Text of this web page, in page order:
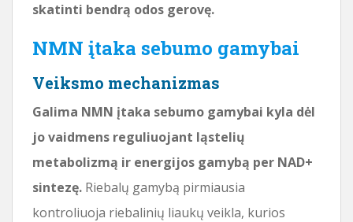
skatinti bendrą odos gerovę.
NMN įtaka sebumo gamybai
Veiksmo mechanizmas
Galima NMN įtaka sebumo gamybai kyla dėl
jo vaidmens reguliuojant ląstelių
metabolizmą ir energijos gamybą per NAD+
sintezę. Riebalų gamybą pirmiausia
kontroliuoja riebalinių liaukų veikla, kurios